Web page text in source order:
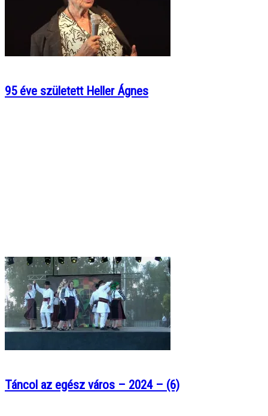
95 éve született Heller Ágnes
Táncol az egész város – 2024 – (6)